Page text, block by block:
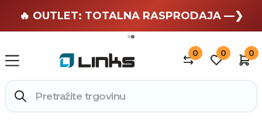
🏄 Zaslužuješ odmor —❯
🔥 OUTLET: TOTALNA RASPRODAJA —❯
0 0 0